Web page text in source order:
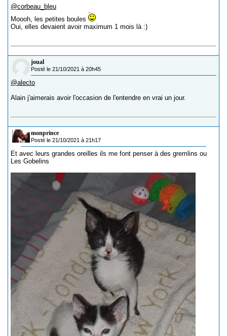
@corbeau_bleu
Moooh, les petites boules
Oui, elles devaient avoir maximum 1 mois là :)
joual
Posté le 21/10/2021 à 20h45
@alecto
Alain j'aimerais avoir l'occasion de l'entendre en vrai un jour.
monprince
Posté le 21/10/2021 à 21h17
Et avec leurs grandes oreilles ils me font penser à des gremlins ou
Les Gobelins